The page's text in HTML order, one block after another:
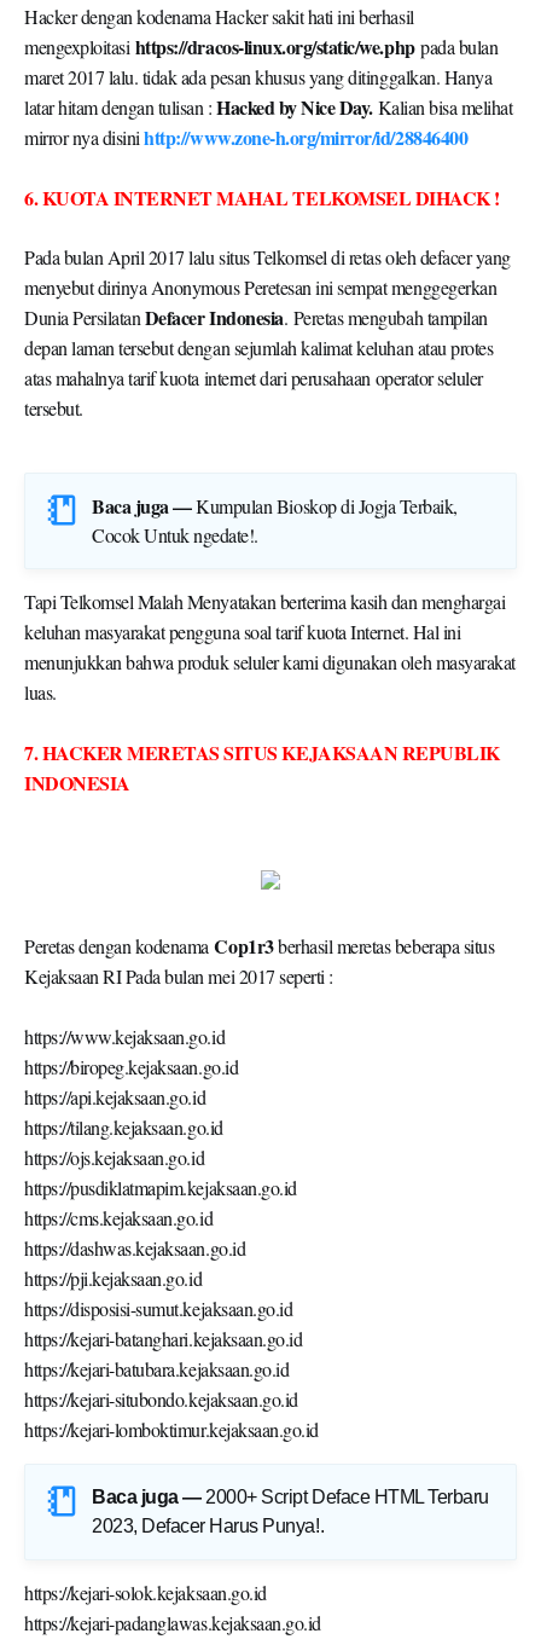
mengexploitasihttps://dracos-linux.org/static/we.php
maret 2017 lalu. tidak ada pesan khusus yang ditinggalkan. Hanya
latar hitam dengan tulisan :Hacked by Nice Day.Kalian bisa melihat
mirror nya disinihttp://www.zone-h.org/mirror/id/28846400
menyebut dirinya Anonymous Peretesan ini sempat menggegerkan
Dunia PersilatanDefacer Indonesia. Peretas mengubah tampilan
depan laman tersebut dengan sejumlah kalimat keluhan atau protes
atas mahalnya tarif kuota internet dari perusahaan operator seluler
tersebut.
Cocok Untuk ngedate!.
keluhan masyarakat pengguna soal tarif kuota Internet. Hal ini
menunjukkan bahwa produk seluler kami digunakan oleh masyarakat
luas.
INDONESIA
Kejaksaan RI Pada bulan mei 2017 seperti :
https://biropeg.kejaksaan.go.id
https://api.kejaksaan.go.id
https://tilang.kejaksaan.go.id
https://ojs.kejaksaan.go.id
https://pusdiklatmapim.kejaksaan.go.id
https://cms.kejaksaan.go.id
https://dashwas.kejaksaan.go.id
https://pji.kejaksaan.go.id
https://disposisi-sumut.kejaksaan.go.id
https://kejari-batanghari.kejaksaan.go.id
https://kejari-batubara.kejaksaan.go.id
https://kejari-situbondo.kejaksaan.go.id
https://kejari-lomboktimur.kejaksaan.go.id
2023, Defacer Harus Punya!.
https://kejari-padanglawas.kejaksaan.go.id
https://kejati-papua.kejaksaan.go.id